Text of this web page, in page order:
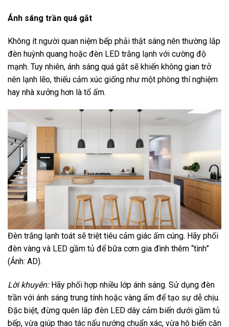
Ánh sáng trần quá gắt
Không ít người quan niệm bếp phải thật sáng nên thường lắp
đèn huỳnh quang hoặc đèn LED trắng lạnh với cường độ
mạnh. Tuy nhiên, ánh sáng quá gắt sẽ khiến không gian trở
nên lạnh lẽo, thiếu cảm xúc giống như một phòng thí nghiệm
hay nhà xưởng hơn là tổ ấm.
Đèn trắng lạnh toát sẽ triệt tiêu cảm giác ấm cúng. Hãy phối
đèn vàng và LED gầm tủ để bữa cơm gia đình thêm “tình”
(Ảnh: AD).
Lời khuyên:Hãy phối hợp nhiều lớp ánh sáng. Sử dụng đèn
trần với ánh sáng trung tính hoặc vàng ấm để tạo sự dễ chịu.
Đặc biệt, đừng quên lắp đèn LED dây cảm biến dưới gầm tủ
bếp, vừa giúp thao tác nấu nướng chuẩn xác, vừa hô biến căn